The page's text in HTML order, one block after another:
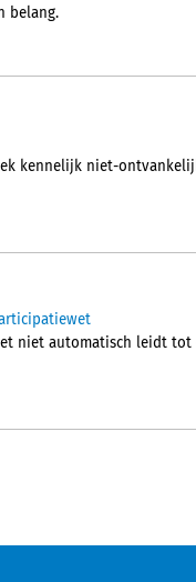
belang.
kennelijk niet-
niet automatisch leidt tot